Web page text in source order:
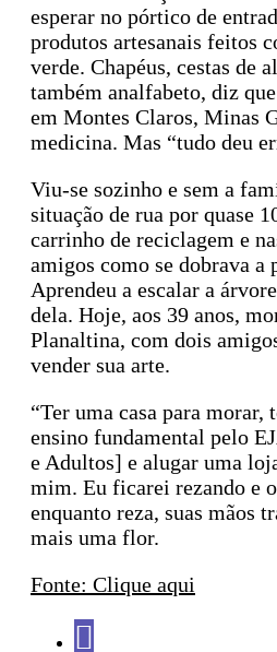
esperar no pórtico de
produtos artesanais feitos
verde. Chapéus, cestas
também analfabeto, diz
em Montes Claros, Minas
medicina. Mas “tudo deu
Viu-se sozinho e sem a
situação de rua por quase
carrinho de reciclagem e
amigos como se dobrava a
Aprendeu a escalar a
dela. Hoje, aos 39 anos,
Planaltina, com dois
vender sua arte.
“Ter uma casa para morar,
ensino fundamental pelo
e Adultos] e alugar uma
mim. Eu ficarei rezando e
enquanto reza, suas mãos
mais uma flor.
Fonte: Clique aqui